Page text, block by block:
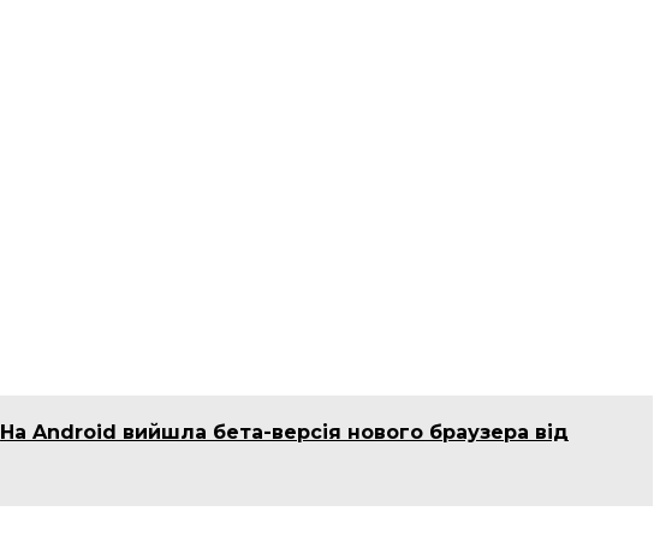
На Android вийшла бета-версія нового браузера від